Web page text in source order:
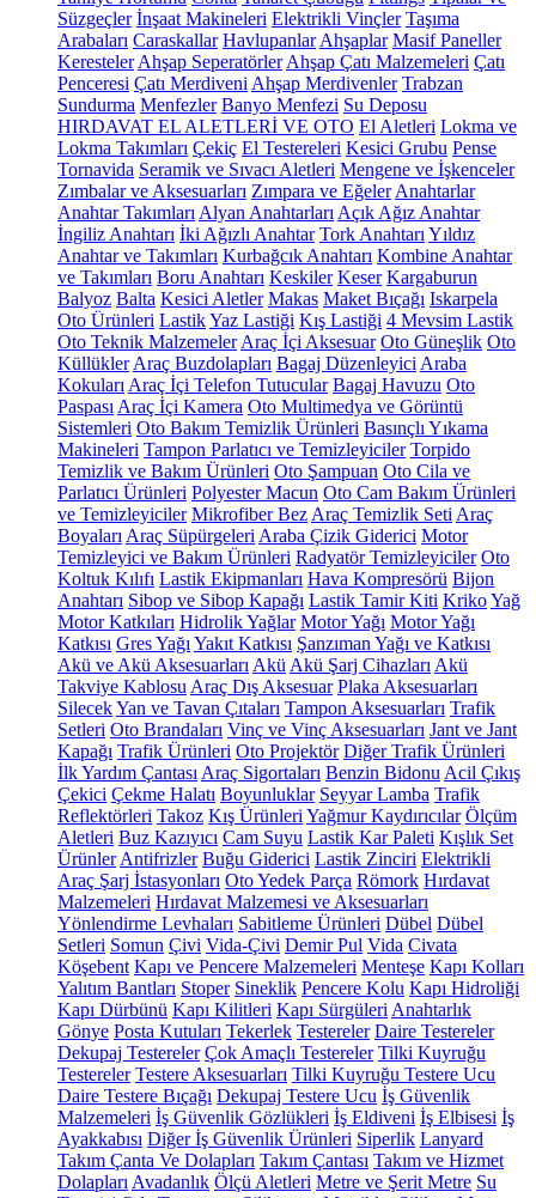
Süzgeçler İnşaat Makineleri Elektrikli Vinçler Taşıma
Arabaları Caraskallar Havlupanlar Ahşaplar Masif Paneller
Keresteler Ahşap Seperatörler Ahşap Çatı Malzemeleri Çatı
Penceresi Çatı Merdiveni Ahşap Merdivenler Trabzan
Sundurma Menfezler Banyo Menfezi Su Deposu
HIRDAVAT EL ALETLERİ VE OTO El Aletleri Lokma ve
Lokma Takımları Çekiç El Testereleri Kesici Grubu Pense
Tornavida Seramik ve Sıvacı Aletleri Mengene ve İşkenceler
Zımbalar ve Aksesuarları Zımpara ve Eğeler Anahtarlar
Anahtar Takımları Alyan Anahtarları Açık Ağız Anahtar
İngiliz Anahtarı İki Ağızlı Anahtar Tork Anahtarı Yıldız
Anahtar ve Takımları Kurbağcık Anahtarı Kombine Anahtar
ve Takımları Boru Anahtarı Keskiler Keser Kargaburun
Balyoz Balta Kesici Aletler Makas Maket Bıçağı Iskarpela
Oto Ürünleri LastikYaz Lastiği Kış Lastiği 4 Mevsim Lastik
Oto Teknik Malzemeler Araç İçi Aksesuar Oto Güneşlik Oto
Küllükler Araç Buzdolapları Bagaj Düzenleyici Araba
Kokuları Araç İçi Telefon Tutucular Bagaj Havuzu Oto
Paspası Araç İçi Kamera Oto Multimedya ve Görüntü
Sistemleri Oto Bakım Temizlik Ürünleri Basınçlı Yıkama
Makineleri Tampon Parlatıcı ve Temizleyiciler Torpido
Temizlik ve Bakım Ürünleri Oto Şampuan Oto Cila ve
Parlatıcı Ürünleri Polyester Macun Oto Cam Bakım Ürünleri
ve Temizleyiciler Mikrofiber Bez Araç Temizlik Seti Araç
Boyaları Araç Süpürgeleri Araba Çizik Giderici Motor
Temizleyici ve Bakım Ürünleri Radyatör Temizleyiciler Oto
Koltuk Kılıfı Lastik Ekipmanları Hava Kompresörü Bijon
Anahtarı Sibop ve Sibop Kapağı Lastik Tamir Kiti KrikoYağ
Motor Katkıları Hidrolik Yağlar Motor Yağı Motor Yağı
Katkısı Gres Yağı Yakıt Katkısı Şanzıman Yağı ve Katkısı
Akü ve Akü Aksesuarları Akü Akü Şarj Cihazları Akü
Takviye Kablosu Araç Dış Aksesuar Plaka Aksesuarları
SilecekYan ve Tavan Çıtaları Tampon Aksesuarları Trafik
Setleri Oto Brandaları Vinç ve Vinç Aksesuarları Jant ve Jant
Kapağı Trafik Ürünleri Oto Projektör Diğer Trafik Ürünleri
İlk Yardım Çantası Araç Sigortaları Benzin Bidonu Acil Çıkış
Çekici Çekme Halatı Boyunluklar Seyyar Lamba Trafik
Reflektörleri Takoz Kış Ürünleri Yağmur Kaydırıcılar Ölçüm
Aletleri Buz Kazıyıcı Cam Suyu Lastik Kar Paleti Kışlık Set
Ürünler Antifrizler Buğu Giderici Lastik Zinciri Elektrikli
Araç Şarj İstasyonları Oto Yedek Parça Römork Hırdavat
Malzemeleri Hırdavat Malzemesi ve Aksesuarları
Yönlendirme Levhaları Sabitleme Ürünleri Dübel Dübel
Setleri Somun Çivi Vida-Çivi Demir Pul Vida Civata
Köşebent Kapı ve Pencere Malzemeleri Menteşe Kapı Kolları
Yalıtım Bantları Stoper Sineklik Pencere Kolu Kapı Hidroliği
Kapı Dürbünü Kapı Kilitleri Kapı Sürgüleri Anahtarlık
Gönye Posta Kutuları Tekerlek Testereler Daire Testereler
Dekupaj Testereler Çok Amaçlı Testereler Tilki Kuyruğu
Testereler Testere Aksesuarları Tilki Kuyruğu Testere Ucu
Daire Testere Bıçağı Dekupaj Testere Ucu İş Güvenlik
Malzemeleri İş Güvenlik Gözlükleri İş Eldiveni İş Elbisesi İş
Ayakkabısı Diğer İş Güvenlik Ürünleri Siperlik Lanyard
Takım Çanta Ve Dolapları Takım Çantası Takım ve Hizmet
Dolapları Avadanlık Ölçü Aletleri Metre ve Şerit Metre Su